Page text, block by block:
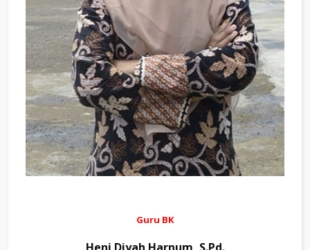
Guru BK